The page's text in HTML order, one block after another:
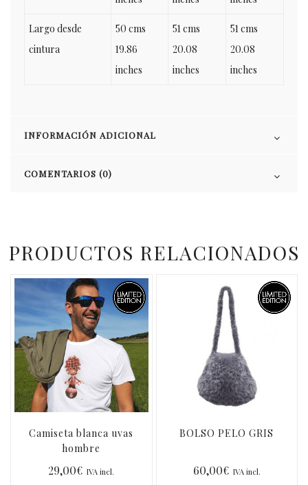
Largo desde
cintura
50 cms
19.86
inches
51 cms
20.08
inches
51 cms
20.08
inches
INFORMACIÓN ADICIONAL
COMENTARIOS (0)
PRODUCTOS RELACIONADOS
Camiseta blanca uvas
hombre
29,00€ IVA incl.
BOLSO PELO GRIS
60,00€ IVA incl.